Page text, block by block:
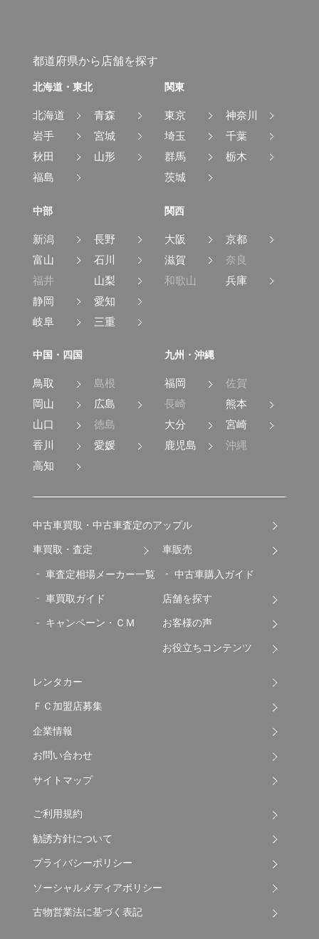
都道府県から店舗を探す
北海道・東北
北海道
青森
岩手
宮城
秋田
山形
福島
関東
東京
神奈川
埼玉
千葉
群馬
栃木
茨城
中部
新潟
長野
富山
石川
福井
山梨
静岡
愛知
岐阜
三重
関西
大阪
京都
滋賀
奈良
和歌山
兵庫
中国・四国
鳥取
島根
岡山
広島
山口
徳島
香川
愛媛
高知
九州・沖縄
福岡
佐賀
長崎
熊本
大分
宮崎
鹿児島
沖縄
中古車買取・中古車査定のアップル
車買取・査定
車査定相場メーカー一覧
車買取ガイド
キャンペーン・ＣＭ
車販売
中古車購入ガイド
店舗を探す
お客様の声
お役立ちコンテンツ
レンタカー
ＦＣ加盟店募集
企業情報
お問い合わせ
サイトマップ
ご利用規約
勧誘方針について
プライバシーポリシー
ソーシャルメディアポリシー
古物営業法に基づく表記